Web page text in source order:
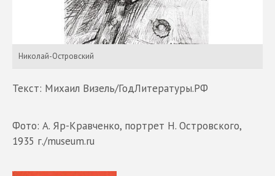
Николай-Островский
Текст: Михаил Визель/ГодЛитературы.РФ
Фото: А. Яр-Кравченко, портрет Н. Островского,
1935 г./museum.ru